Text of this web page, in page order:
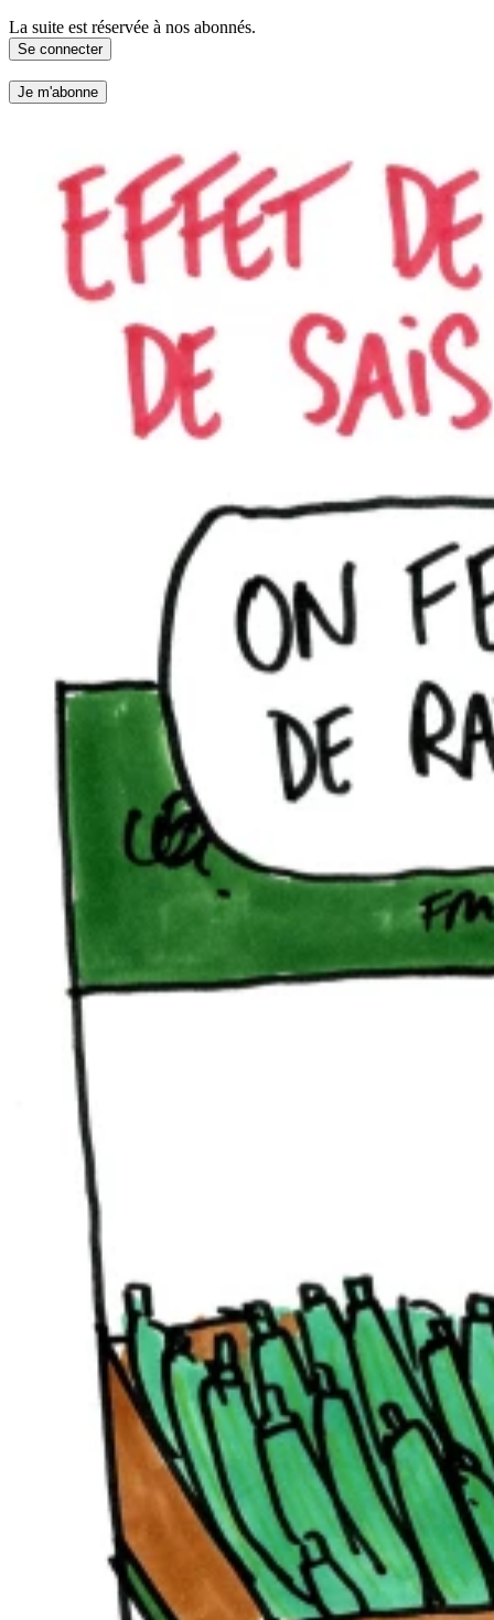
La suite est réservée à nos abonnés.
Se connecter
Je m'abonne